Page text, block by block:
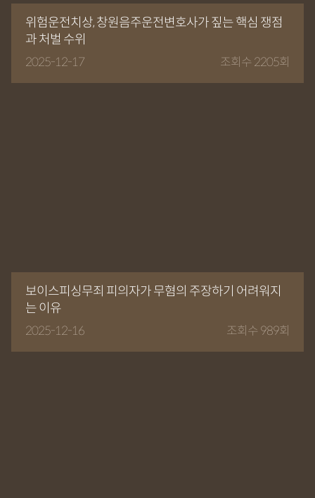
위험운전치상, 창원음주운전변호사가 짚는 핵심 쟁점
과 처벌 수위
2025-12-17 조회수 2205회
보이스피싱무죄 피의자가 무혐의 주장하기 어려워지
는 이유
2025-12-16 조회수 989회